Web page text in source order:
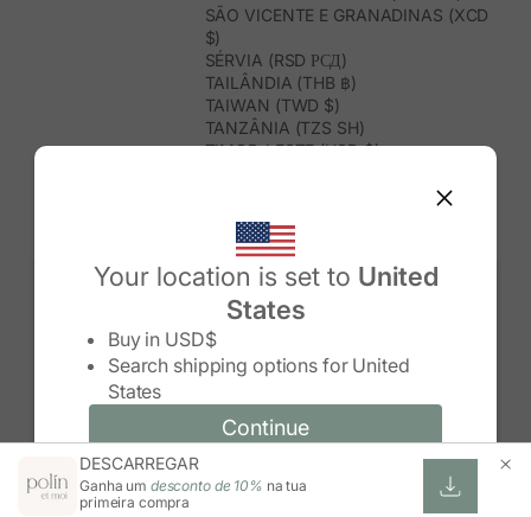
Your location is set to United
States
Buy in USD$
Search shipping options for United
States
Continue
Change country/region and language
Change country/region
Continue
SÃO VICENTE E GRANADINAS (XCD
$)
SÉRVIA (RSD РСД)
TAILÂNDIA (THB ฿)
TAIWAN (TWD $)
TANZÂNIA (TZS SH)
TIMOR-LESTE (USD $)
TRINDADE E TOBAGO (TTD $)
TUNÍSIA (USD $)
TURQUEMENISTÃO (USD $)
TURQUIA (TRY ₺)
TUVALU (AUD $)
UGANDA (UGX USH)
URUGUAI (UYU $U)
USBEQUISTÃO (UZS SO'M)
VENEZUELA (USD $)
VIETNAME (VND ₫)
WALLIS E FUTUNA (XPF FR)
ZIMBABUÉ (USD $)
DESCARREGAR
Ganha um desconto de 10% na tua
primeira compra